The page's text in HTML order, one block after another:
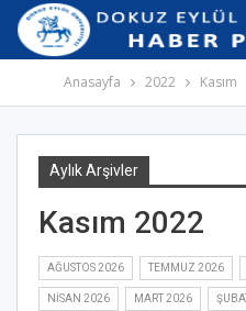
İçeriğe
atla
Navigasyona
atla
Anasayfa 2022 Kasım
Aylık Arşivler
Kasım 2022
AĞUSTOS 2026 TEMMUZ 2026
NISAN 2026 MART 2026